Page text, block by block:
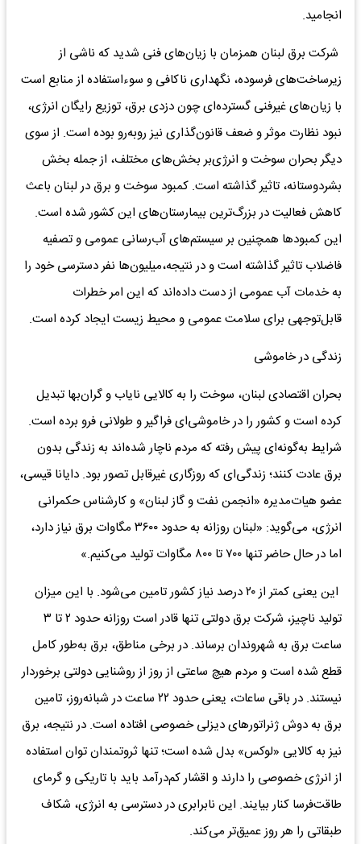
انجامید.
شرکت برق لبنان همزمان با زیان‌های فنی شدید که ناشی از
زیرساخت‌های فرسوده، نگهداری ناکافی و سوءاستفاده از منابع است
با زیان‌های غیرفنی گسترده‌ای چون دزدی برق، توزیع رایگان انرژی،
نبود نظارت موثر و ضعف قانون‌گذاری نیز روبه‌رو بوده است. از سوی
دیگر بحران سوخت و انرژی‌بر بخش‌های مختلف، از جمله بخش
بشردوستانه، تاثیر گذاشته است. کمبود سوخت و برق در لبنان باعث
کاهش فعالیت در بزرگ‌ترین بیمارستان‌های این کشور شده است.
این کمبودها همچنین بر سیستم‌های آب‌رسانی عمومی و تصفیه
فاضلاب تاثیر گذاشته است و در نتیجه،‌میلیون‌ها نفر دسترسی خود را
به خدمات آب عمومی از دست داده‌اند که این امر خطرات
قابل‌توجهی برای سلامت عمومی و محیط زیست ایجاد کرده است.
زندگی در خاموشی
بحران اقتصادی لبنان، سوخت را به کالایی نایاب و گران‌بها تبدیل
کرده است و کشور را در خاموشی‌ای فراگیر و طولانی فرو برده است.
شرایط به‌گونه‌ای پیش رفته که مردم ناچار شده‌اند به زندگی بدون
برق عادت کنند؛ زندگی‌ای که روزگاری غیرقابل ‌تصور بود. دایانا قیسی،
عضو هیات‌مدیره «انجمن نفت و گاز لبنان» و کارشناس حکمرانی
انرژی، می‌گوید: «لبنان روزانه به حدود ۳۶۰۰ مگاوات برق نیاز دارد،
اما در حال حاضر تنها ۷۰۰ تا ۸۰۰ مگاوات تولید می‌کنیم.»
این یعنی کمتر از ۲۰ درصد نیاز کشور تامین می‌شود. با این میزان
تولید ناچیز، شرکت برق دولتی تنها قادر است روزانه حدود ۲ تا ۳
ساعت برق به شهروندان برساند. در برخی مناطق، برق به‌طور کامل
قطع شده است و مردم هیچ ساعتی از روز از روشنایی دولتی برخوردار
نیستند. در باقی ساعات، یعنی حدود ۲۲ ساعت در شبانه‌روز، تامین
برق به دوش ژنراتورهای دیزلی خصوصی افتاده است. در نتیجه، برق
نیز به کالایی «لوکس» بدل شده است؛ تنها ثروتمندان توان استفاده
از انرژی خصوصی را دارند و اقشار کم‌درآمد باید با تاریکی و گرمای
طاقت‌فرسا کنار بیایند. این نابرابری در دسترسی به انرژی، شکاف
طبقاتی را هر روز عمیق‌تر می‌کند.